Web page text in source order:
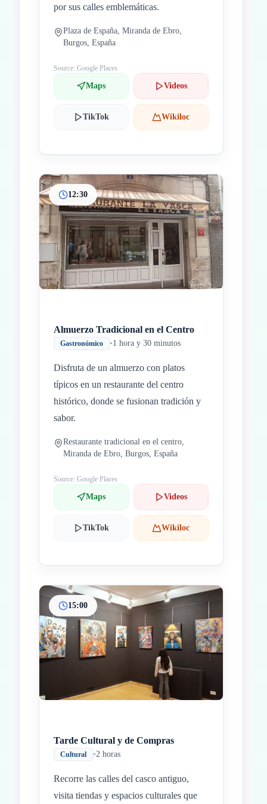
por sus calles emblemáticas.
Plaza de España, Miranda de Ebro,
Burgos, España
Source: Google Places
Maps Videos
TikTok Wikiloc
12:30
Almuerzo Tradicional en el Centro
Gastronómico •1 hora y 30 minutos
Disfruta de un almuerzo con platos
típicos en un restaurante del centro
histórico, donde se fusionan tradición y
sabor.
Restaurante tradicional en el centro,
Miranda de Ebro, Burgos, España
Source: Google Places
Maps Videos
TikTok Wikiloc
15:00
Tarde Cultural y de Compras
Cultural •2 horas
Recorre las calles del casco antiguo,
visita tiendas y espacios culturales que